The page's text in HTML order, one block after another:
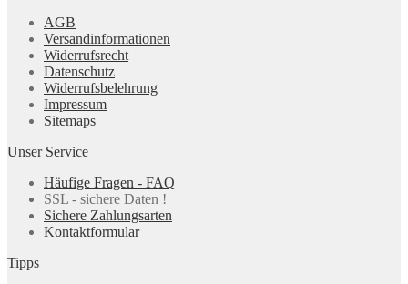
AGB
Versandinformationen
Widerrufsrecht
Datenschutz
Widerrufsbelehrung
Impressum
Sitemaps
Unser Service
Häufige Fragen - FAQ
SSL - sichere Daten !
Sichere Zahlungsarten
Kontaktformular
Tipps